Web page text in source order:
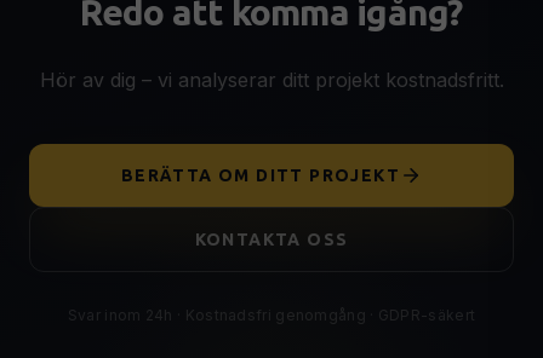
Redo att komma igång?
Hör av dig – vi analyserar ditt projekt kostnadsfritt.
BERÄTTA OM DITT PROJEKT
KONTAKTA OSS
Svar inom 24h · Kostnadsfri genomgång · GDPR-säkert